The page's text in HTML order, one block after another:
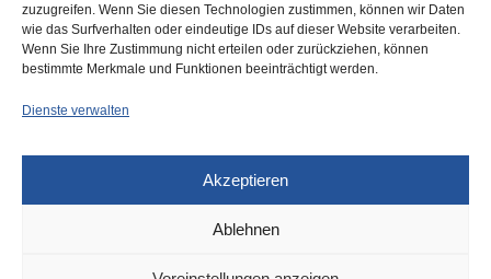
zuzugreifen. Wenn Sie diesen Technologien zustimmen, können wir Daten
wie das Surfverhalten oder eindeutige IDs auf dieser Website verarbeiten.
Wenn Sie Ihre Zustimmung nicht erteilen oder zurückziehen, können
bestimmte Merkmale und Funktionen beeinträchtigt werden.
Dienste verwalten
Akzeptieren
Ablehnen
Rheinbahn vor fahrgaststärkstem Tag
das Jahres
Mit dem Fußballspiel der Fortuna und dem großen Feuerwerk zur